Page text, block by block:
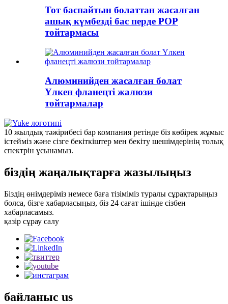
Тот баспайтын болаттан жасалған
ашық күмбезді бас перде POP
тойтармасы
Алюминийден жасалған болат
Үлкен фланецті жалюзи
тойтармалар
10 жылдық тәжірибесі бар компания ретінде біз көбірек жұмыс
істейміз және сізге бекіткіштер мен бекіту шешімдерінің толық
спектрін ұсынамыз.
біздің жаңалықтарға жазылыңыз
Біздің өнімдеріміз немесе баға тізіміміз туралы сұрақтарыңыз
болса, бізге хабарласыңыз, біз 24 сағат ішінде сізбен
хабарласамыз.
қазір сұрау салу
байланыс us